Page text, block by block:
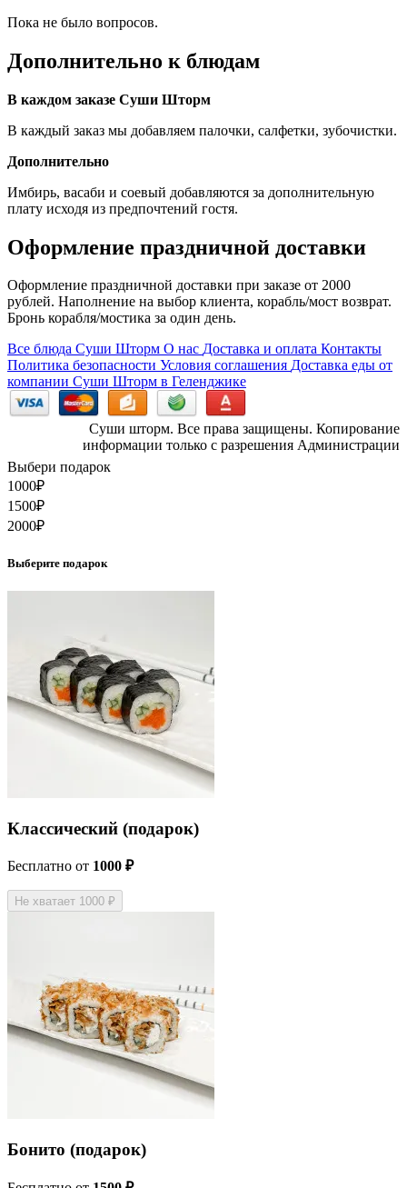
Пока не было вопросов.
Дополнительно к блюдам
В каждом заказе Суши Шторм
В каждый заказ мы добавляем палочки, салфетки, зубочистки.
Дополнительно
Имбирь, васаби и соевый добавляются за дополнительную
плату исходя из предпочтений гостя.
Оформление праздничной доставки
Оформление праздничной доставки при заказе от 2000
рублей. Наполнение на выбор клиента, корабль/мост возврат.
Бронь корабля/мостика за один день.
Все блюда Суши Шторм О нас Доставка и оплата Контакты
Политика безопасности Условия соглашения Доставка еды от
компании Суши Шторм в Геленджике
Суши шторм. Все права защищены. Копирование
информации только с разрешения Администрации
Выбери подарок
1000₽
1500₽
2000₽
Выберите подарок
Классический (подарок)
Бесплатно от 1000 ₽
Не хватает 1000 ₽
Бонито (подарок)